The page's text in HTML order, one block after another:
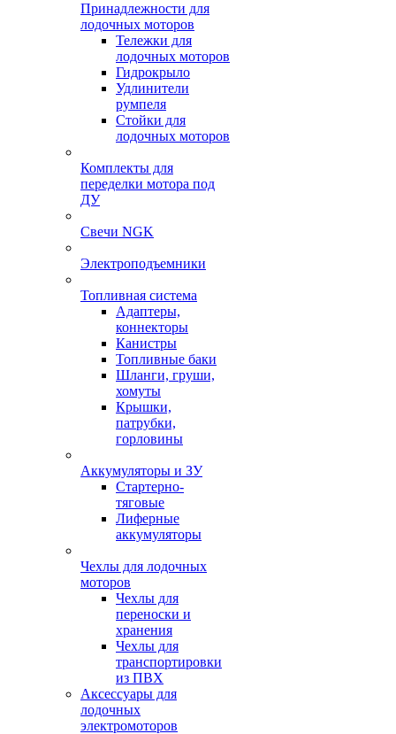
Принадлежности для
лодочных моторов
Тележки для
лодочных моторов
Гидрокрыло
Удлинители
румпеля
Стойки для
лодочных моторов
Комплекты для
переделки мотора под
ДУ
Свечи NGK
Электроподъемники
Топливная система
Адаптеры,
коннекторы
Канистры
Топливные баки
Шланги, груши,
хомуты
Крышки,
патрубки,
горловины
Аккумуляторы и ЗУ
Стартерно-
тяговые
Лиферные
аккумуляторы
Чехлы для лодочных
моторов
Чехлы для
переноски и
хранения
Чехлы для
транспортировки
из ПВХ
Аксессуары для
лодочных
электромоторов